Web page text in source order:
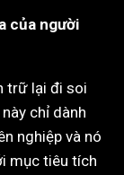
của người
trữ lại đi soi
chỉ dành
nghiệp và nó
mục tiêu tích